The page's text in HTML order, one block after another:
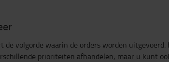
de volgorde waarin de orders worden uitgevoerd:
prioriteiten afhandelen, maar u kunt